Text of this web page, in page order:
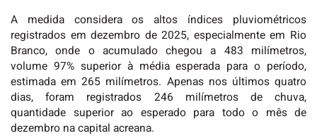
A medida considera os altos índices pluviométricos
registrados em dezembro de 2025, especialmente em Rio
Branco, onde o acumulado chegou a 483 milímetros,
volume 97% superior à média esperada para o período,
estimada em 265 milímetros. Apenas nos últimos quatro
dias, foram registrados 246 milímetros de chuva,
quantidade superior ao esperado para todo o mês de
dezembro na capital acreana.